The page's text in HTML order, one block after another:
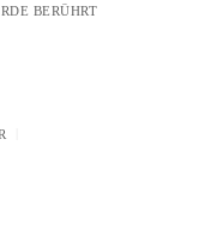
BERÜHRT